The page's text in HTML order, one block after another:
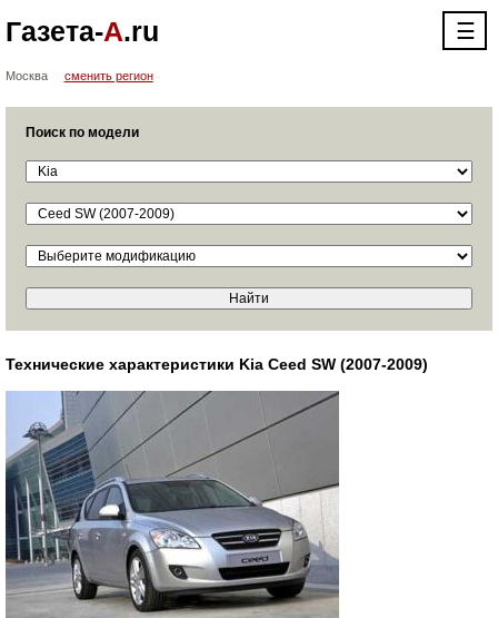
Газета-А.ru ☰
Москва сменить регион
Поиск по модели
Технические характеристики Kia Ceed SW (2007-2009)